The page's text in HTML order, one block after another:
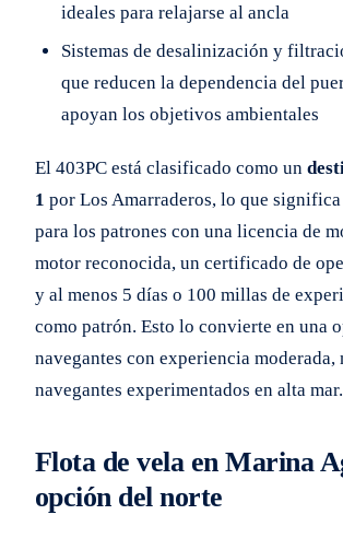
ideales para relajarse al ancla
Sistemas de desalinización y
que reducen la dependencia del
apoyan los objetivos ambientales
El 403PC está clasificado como un
1 por Los Amarraderos, lo que significa
para los patrones con una licencia de
motor reconocida, un certificado de
y al menos 5 días o 100 millas de
como patrón. Esto lo convierte en una
navegantes con experiencia moderada,
navegantes experimentados en alta mar.
Flota de vela en Marina
opción del norte